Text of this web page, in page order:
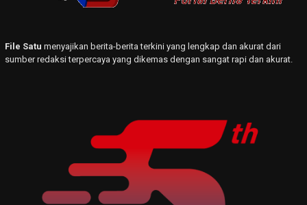
File Satu menyajikan berita-berita terkini yang lengkap dan akurat dari
sumber redaksi terpercaya yang dikemas dengan sangat rapi dan akurat.